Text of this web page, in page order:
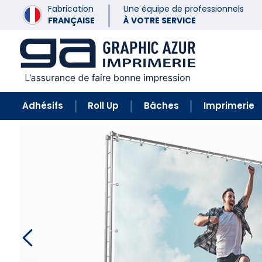
Fabrication
FRANÇAISE
Une équipe de professionnels
À VOTRE SERVICE
Adhésifs Roll Up Bâches Imprimerie